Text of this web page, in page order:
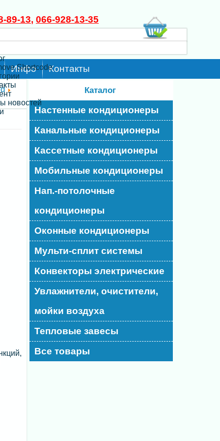
Shortcode
новостей
89-13, 066-928-13-35
Инфо Контакты
Каталог
Настенные кондиционеры
Канальные кондиционеры
Кассетные кондиционеры
Мобильные кондиционеры
Нап.-потолочные
кондиционеры
Оконные кондиционеры
Мульти-сплит системы
Конвекторы электрические
Увлажнители, очистители,
мойки воздуха
Тепловые завесы
Все товары